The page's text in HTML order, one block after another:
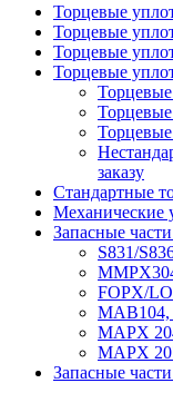
Торцевые
Торцевые
Торцевые
Торцевые
заказу
Стандартные
Механические
Запасные
S831/
FOPX/
MAPX
MAPX
Запасные